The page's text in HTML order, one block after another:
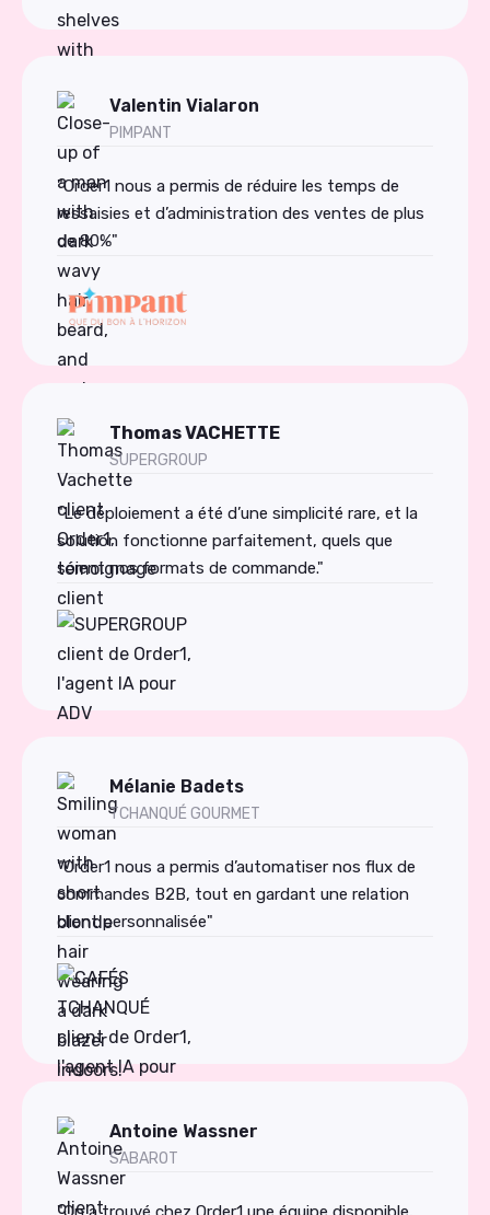
Valentin Vialaron
PIMPANT
"Order1 nous a permis de réduire les temps de
ressaisies et d’administration des ventes de plus
de 80%"
Thomas VACHETTE
SUPERGROUP
"Le déploiement a été d’une simplicité rare, et la
solution fonctionne parfaitement, quels que
soient nos formats de commande."
Mélanie Badets
TCHANQUÉ GOURMET
"Order1 nous a permis d’automatiser nos flux de
commandes B2B, tout en gardant une relation
client personnalisée"
Antoine Wassner
SABAROT